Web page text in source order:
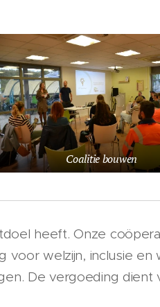
Coalitie bouwen
heeft. Onze
voor welzijn, inclusie en
De vergoeding dient